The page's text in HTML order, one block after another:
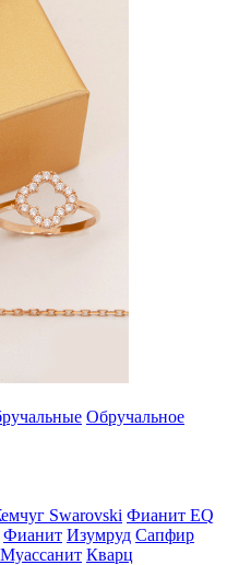
Обручальное
Swarovski Фианит EQ
Фианит Изумруд Сапфир
Муассанит Кварц